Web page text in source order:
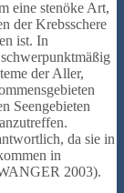
eine stenöke Art,
der Krebsschere
ist. In
der Aller,
Seengebieten
da sie in
in
2003).